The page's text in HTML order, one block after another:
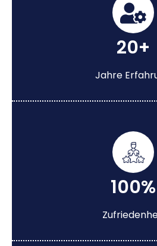
20+
Jahre
100%